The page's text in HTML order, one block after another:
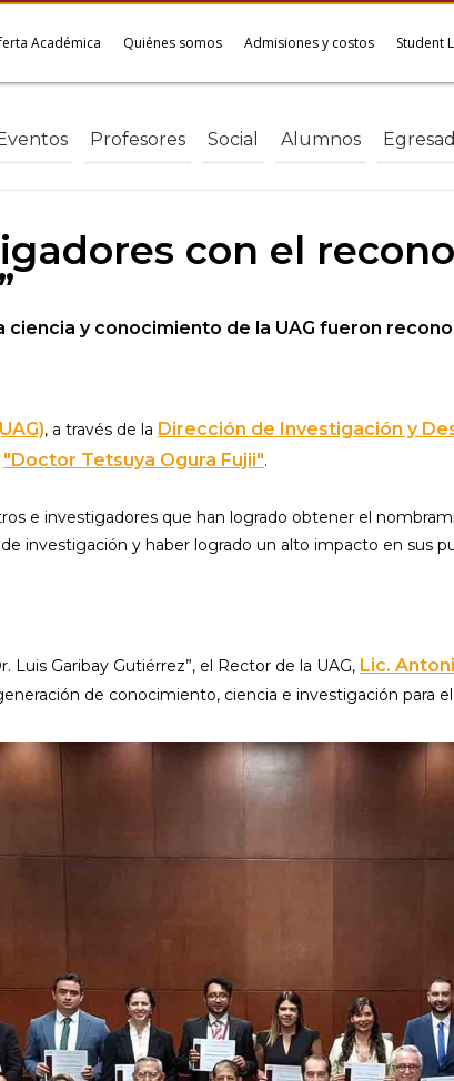
Académica Quiénes somos Admisiones y costos Student
Profesores Social Alumnos
con el
y conocimiento de la UAG fueron
, a través de la Dirección de Investigación y
"Doctor Tetsuya Ogura Fujii".
e investigadores que han logrado obtener el
investigación y haber logrado un alto impacto en sus
Luis Garibay Gutiérrez”, el Rector de la UAG, Lic.
de conocimiento, ciencia e investigación para